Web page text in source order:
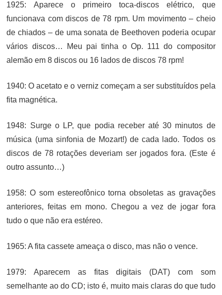
1925: Aparece o primeiro toca-discos elétrico, que
funcionava com discos de 78 rpm. Um movimento – cheio
de chiados – de uma sonata de Beethoven poderia ocupar
vários discos… Meu pai tinha o Op. 111 do compositor
alemão em 8 discos ou 16 lados de discos 78 rpm!
1940: O acetato e o verniz começam a ser substituídos pela
fita magnética.
1948: Surge o LP, que podia receber até 30 minutos de
música (uma sinfonia de Mozart!) de cada lado. Todos os
discos de 78 rotações deveriam ser jogados fora. (Este é
outro assunto…)
1958: O som estereofônico torna obsoletas as gravações
anteriores, feitas em mono. Chegou a vez de jogar fora
tudo o que não era estéreo.
1965: A fita cassete ameaça o disco, mas não o vence.
1979: Aparecem as fitas digitais (DAT) com som
semelhante ao do CD; isto é, muito mais claras do que tudo